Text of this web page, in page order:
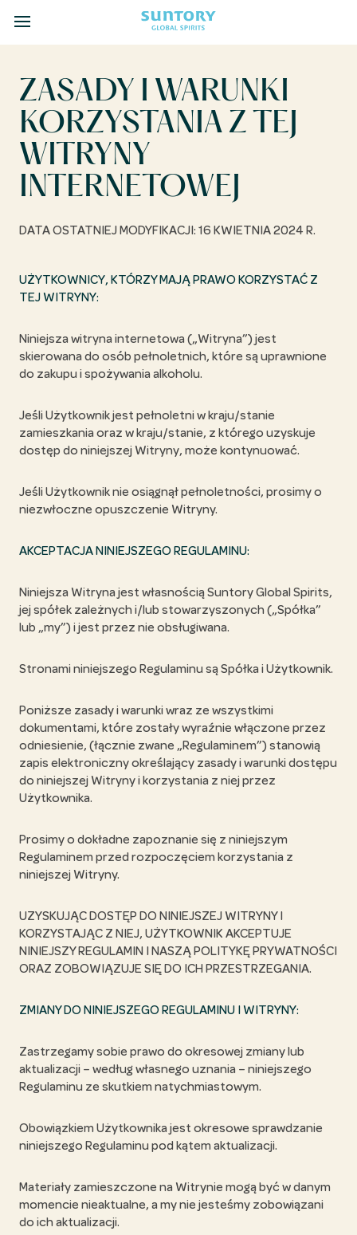
main
content
MENU
ZASADY I WARUNKI
KORZYSTANIA Z TEJ
WITRYNY
INTERNETOWEJ
DATA OSTATNIEJ MODYFIKACJI: 16 KWIETNIA 2024 R.
UŻYTKOWNICY, KTÓRZY MAJĄ PRAWO KORZYSTAĆ Z
TEJ WITRYNY:
Niniejsza witryna internetowa („Witryna”) jest
skierowana do osób pełnoletnich, które są uprawnione
do zakupu i spożywania alkoholu.
Jeśli Użytkownik jest pełnoletni w kraju/stanie
zamieszkania oraz w kraju/stanie, z którego uzyskuje
dostęp do niniejszej Witryny, może kontynuować.
Jeśli Użytkownik nie osiągnął pełnoletności, prosimy o
niezwłoczne opuszczenie Witryny.
AKCEPTACJA NINIEJSZEGO REGULAMINU:
Niniejsza Witryna jest własnością Suntory Global Spirits,
jej spółek zależnych i/lub stowarzyszonych („Spółka”
lub „my”) i jest przez nie obsługiwana.
Stronami niniejszego Regulaminu są Spółka i Użytkownik.
Poniższe zasady i warunki wraz ze wszystkimi
dokumentami, które zostały wyraźnie włączone przez
odniesienie, (łącznie zwane „Regulaminem”) stanowią
zapis elektroniczny określający zasady i warunki dostępu
do niniejszej Witryny i korzystania z niej przez
Użytkownika.
Prosimy o dokładne zapoznanie się z niniejszym
Regulaminem przed rozpoczęciem korzystania z
niniejszej Witryny.
UZYSKUJĄC DOSTĘP DO NINIEJSZEJ WITRYNY I
KORZYSTAJĄC Z NIEJ, UŻYTKOWNIK AKCEPTUJE
NINIEJSZY REGULAMIN I NASZĄ POLITYKĘ PRYWATNOŚCI
ORAZ ZOBOWIĄZUJE SIĘ DO ICH PRZESTRZEGANIA.
ZMIANY DO NINIEJSZEGO REGULAMINU I WITRYNY:
Zastrzegamy sobie prawo do okresowej zmiany lub
aktualizacji – według własnego uznania – niniejszego
Regulaminu ze skutkiem natychmiastowym.
Obowiązkiem Użytkownika jest okresowe sprawdzanie
niniejszego Regulaminu pod kątem aktualizacji.
Materiały zamieszczone na Witrynie mogą być w danym
momencie nieaktualne, a my nie jesteśmy zobowiązani
do ich aktualizacji.